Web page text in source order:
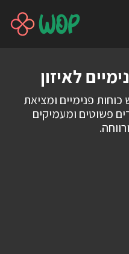
לאיזון
כוחות פנימיים ומציאת
פשוטים ומעמיקים